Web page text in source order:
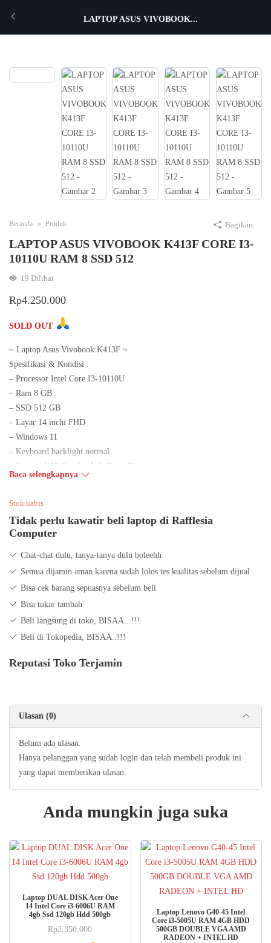
LAPTOP ASUS VIVOBOOK...
Beranda Produk
LAPTOP ASUS VIVOBOOK K413F CORE I3-
10110U RAM 8 SSD 512
19 Dilihat
Rp4.250.000
SOLD OUT
~ Laptop Asus Vivobook K413F ~
Spesifikasi & Kondisi :
– Processor Intel Core I3-10110U
– Ram 8 GB
– SSD 512 GB
– Layar 14 inchi FHD
– Windows 11
– Keyboard backlight normal
– Camera,Wifi,Speaker,Usb,Batre Oke
– Office, Chrome ,Mozilla tersedia Siap Pakai
Wa 0878 0601 5712
Instagram : https://instagram.com/rafflesiaonline?
utm_medium=copy_link
Baca selengkapnya
Stok habis
Tidak perlu kawatir beli laptop di Rafflesia
Computer
Chat-chat dulu, tanya-tanya dulu boleehh
Semua dijamin aman karena sudah lolos tes kualitas sebelum dijual
Bisa cek barang sepuasnya sebelum beli
Bisa tukar tambah
Beli langsung di toko, BISAA...!!!
Beli di Tokopedia, BISAA..!!!
Reputasi Toko Terjamin
Bagikan
Ulasan (0)
Belum ada ulasan.
Hanya pelanggan yang sudah login dan telah membeli produk ini
yang dapat memberikan ulasan.
Anda mungkin juga suka
Laptop DUAL DISK Acer One
14 Intel Core i3-6006U RAM
4gb Ssd 120gb Hdd 500gb
Rp2.350.000
Laptop Lenovo G40-45 Intel
Core i3-5005U RAM 4GB HDD
500GB DOUBLE VGA AMD
RADEON + INTEL HD